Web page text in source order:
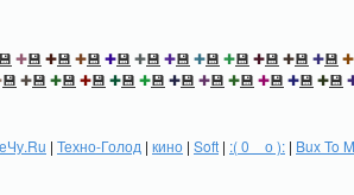
💾 ✚💾 ✚💾 ✚💾 ✚💾 ✚💾 ✚💾 ✚💾 ✚💾 ✚💾 ✚💾 ✚💾 ✚
💾 ✚💾 ✚💾 ✚💾 ✚💾 ✚💾 ✚💾 ✚💾 ✚💾 ✚💾 ✚💾 ✚💾
| Техно-Голод | кино | Soft | :( 0 _ о ): | Bux To